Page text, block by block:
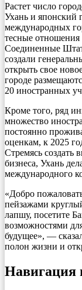
Растет число
Ухань и японский
международных
тесные отношения
Соединенные
создали
открыть свое
городе
20 иностранных
Кроме того, ряд
множество
постоянно
оценкам, к 2025
Стремясь создать
бизнеса, Ухань
международного
«Добро
пейзажами
лапшу, посетите
возможностями
будущее», —
полон жизни и
Навигация